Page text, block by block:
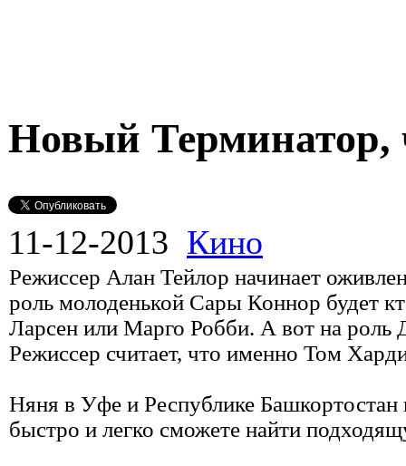
Новый Терминатор,
11-12-2013 Кино
Режиссер Алан Тейлор начинает
роль молоденькой Сары Коннор будет
Ларсен или Марго Робби. А вот на роль
Режиссер считает, что именно Том
Няня в Уфе и Республике Башкортостан
быстро и легко сможете найти